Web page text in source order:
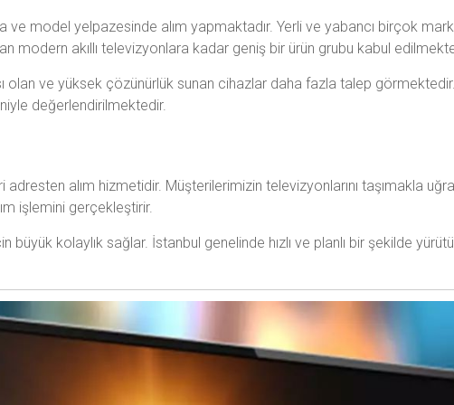
ve model yelpazesinde alım yapmaktadır. Yerli ve yabancı birçok
modern akıllı televizyonlara kadar geniş bir ürün grubu kabul
olan ve yüksek çözünürlük sunan cihazlar daha fazla talep
değerlendirilmektedir.
adresten alım hizmetidir. Müşterilerimizin televizyonlarını taşımakla
işlemini gerçekleştirir.
kolaylık sağlar. İstanbul genelinde hızlı ve planlı bir şekilde